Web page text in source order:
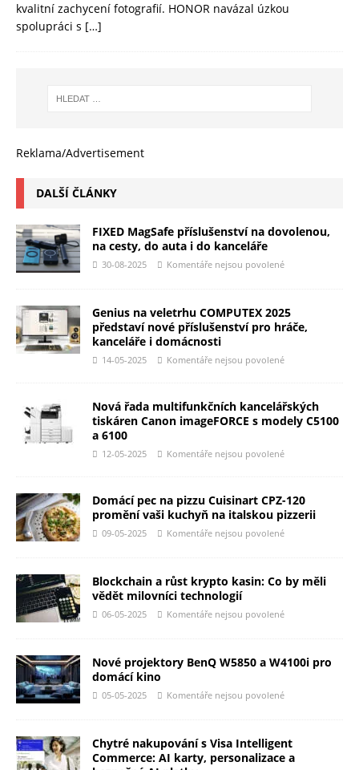
kvalitní zachycení fotografií. HONOR navázal úzkou
spolupráci s […]
Reklama/Advertisement
DALŠÍ ČLÁNKY
FIXED MagSafe příslušenství na dovolenou,
na cesty, do auta i do kanceláře
30-08-2025 Komentáře nejsou povolené
Genius na veletrhu COMPUTEX 2025
představí nové příslušenství pro hráče,
kanceláře i domácnosti
14-05-2025 Komentáře nejsou povolené
Nová řada multifunkčních kancelářských
tiskáren Canon imageFORCE s modely C5100
a 6100
12-05-2025 Komentáře nejsou povolené
Domácí pec na pizzu Cuisinart CPZ-120
promění vaši kuchyň na italskou pizzerii
09-05-2025 Komentáře nejsou povolené
Blockchain a růst krypto kasin: Co by měli
vědět milovníci technologií
06-05-2025 Komentáře nejsou povolené
Nové projektory BenQ W5850 a W4100i pro
domácí kino
05-05-2025 Komentáře nejsou povolené
Chytré nakupování s Visa Intelligent
Commerce: AI karty, personalizace a